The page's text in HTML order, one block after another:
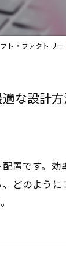
ト・ファクトリー
な設計
です。
どのよう